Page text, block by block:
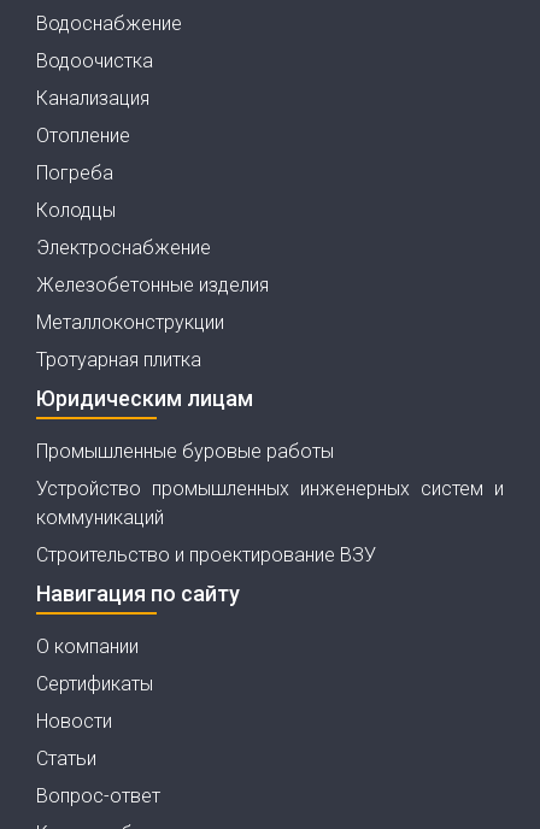
Водоснабжение
Водоочистка
Канализация
Отопление
Погреба
Колодцы
Электроснабжение
Железобетонные изделия
Металлоконструкции
Тротуарная плитка
Юридическим лицам
Промышленные буровые работы
Устройство промышленных инженерных систем и
коммуникаций
Строительство и проектирование ВЗУ
Навигация по сайту
О компании
Сертификаты
Новости
Статьи
Вопрос-ответ